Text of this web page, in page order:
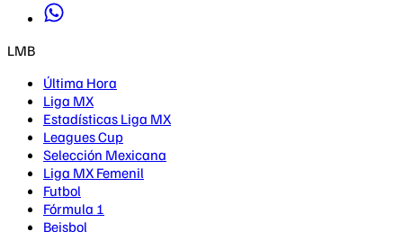
LMB
Última Hora
Liga MX
Estadísticas Liga MX
Leagues Cup
Selección Mexicana
Liga MX Femenil
Futbol
Fórmula 1
Beisbol